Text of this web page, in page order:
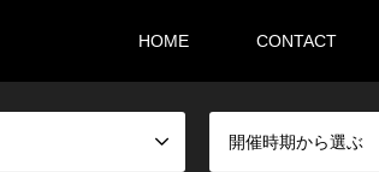
HOME CONTACT
開催時期から選ぶ